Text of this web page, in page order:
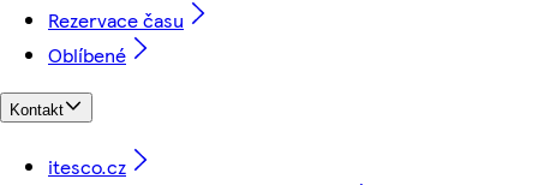
Rezervace času
Oblíbené
Kontakt
itesco.cz